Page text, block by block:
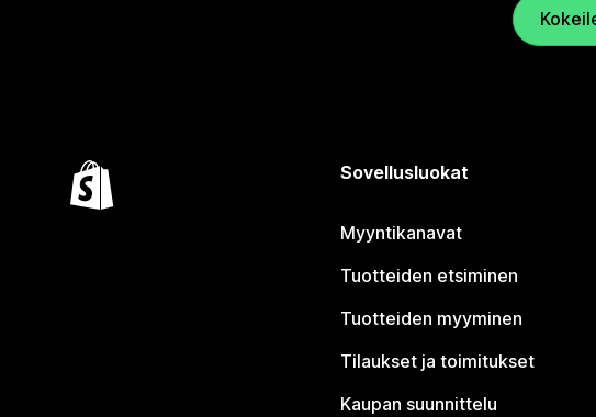
Sovellusluokat
Myyntikanavat
Tuotteiden etsiminen
Tuotteiden myyminen
Tilaukset ja toimitukset
Kaupan suunnittelu